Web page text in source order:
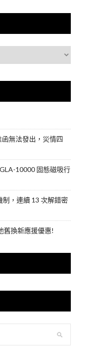
無法發出，災情四
10000 固態磁吸行
，連續 13 次解錯密
舊換新應援優惠!